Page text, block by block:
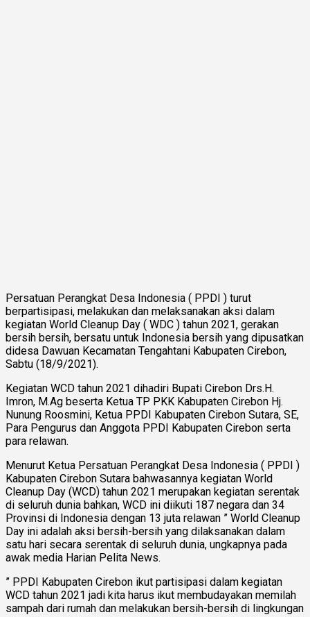
Persatuan Perangkat Desa Indonesia ( PPDI ) turut
berpartisipasi, melakukan dan melaksanakan aksi dalam
kegiatan World Cleanup Day ( WDC ) tahun 2021, gerakan
bersih bersih, bersatu untuk Indonesia bersih yang dipusatkan
didesa Dawuan Kecamatan Tengahtani Kabupaten Cirebon,
Sabtu (18/9/2021).
Kegiatan WCD tahun 2021 dihadiri Bupati Cirebon Drs.H.
Imron, M.Ag beserta Ketua TP PKK Kabupaten Cirebon Hj.
Nunung Roosmini, Ketua PPDI Kabupaten Cirebon Sutara, SE,
Para Pengurus dan Anggota PPDI Kabupaten Cirebon serta
para relawan.
Menurut Ketua Persatuan Perangkat Desa Indonesia ( PPDI )
Kabupaten Cirebon Sutara bahwasannya kegiatan World
Cleanup Day (WCD) tahun 2021 merupakan kegiatan serentak
di seluruh dunia bahkan, WCD ini diikuti 187 negara dan 34
Provinsi di Indonesia dengan 13 juta relawan ” World Cleanup
Day ini adalah aksi bersih-bersih yang dilaksanakan dalam
satu hari secara serentak di seluruh dunia, ungkapnya pada
awak media Harian Pelita News.
” PPDI Kabupaten Cirebon ikut partisipasi dalam kegiatan
WCD tahun 2021 jadi kita harus ikut membudayakan memilah
sampah dari rumah dan melakukan bersih-bersih di lingkungan